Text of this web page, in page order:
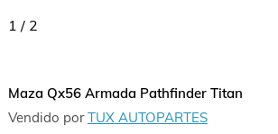
1 / 2
Maza Qx56 Armada Pathfinder Titan
Vendido porTUX AUTOPARTES